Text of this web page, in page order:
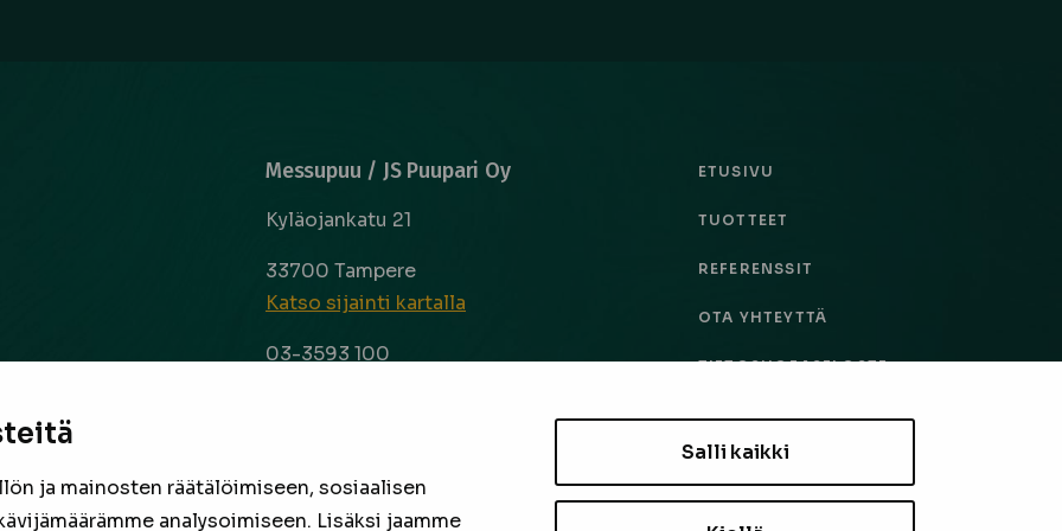
ja mainosten räätälöimiseen, sosiaalisen
analysoimiseen. Lisäksi jaamme
Salli kaikki
sitten
laaja ja
ovat
Messupuu / JS Puupari Oy
Kyläojankatu 21
33700 Tampere
Katso sijainti kartalla
03-3593 100
la 9-14
ETUSIVU
TUOTTEET
REFERENSSIT
OTA YHTEYTTÄ
TIETOSUOJASELOSTE
EVÄSTEASETUKSET